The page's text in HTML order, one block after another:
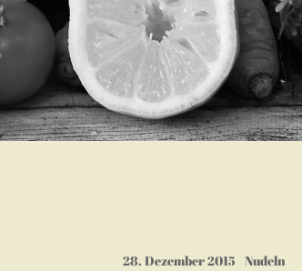
28. Dezember 2015 Nudeln